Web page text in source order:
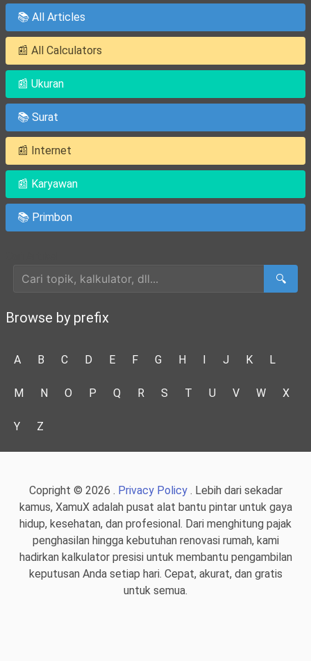
📚 All Articles
📰 All Calculators
📰 Ukuran
📚 Surat
📰 Internet
📰 Karyawan
📚 Primbon
🔍
Browse by prefix
A B C D E F G H I J K L
M N O P Q R S T U V W X
Y Z
Copright © 2026 . Privacy Policy. Lebih dari sekadar
kamus, XamuX adalah pusat alat bantu pintar untuk gaya
hidup, kesehatan, dan profesional. Dari menghitung pajak
penghasilan hingga kebutuhan renovasi rumah, kami
hadirkan kalkulator presisi untuk membantu pengambilan
keputusan Anda setiap hari. Cepat, akurat, dan gratis
untuk semua.